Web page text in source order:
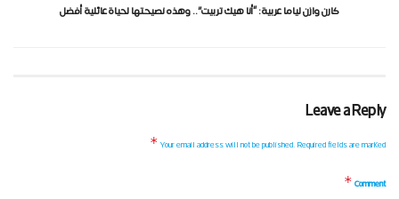
كارن وازن لياما عربية: “أنا هيك تربيت”.. وهذه نصيحتها لحياة عائلية أفضل
Leave a Reply
Your email address will not be published.Required fields are marked
*
Comment
*